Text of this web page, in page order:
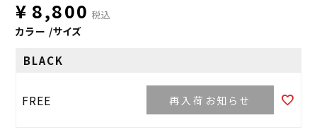
¥ 8,800 税込
カラー サイズ
BLACK
FREE 再入荷お知らせ